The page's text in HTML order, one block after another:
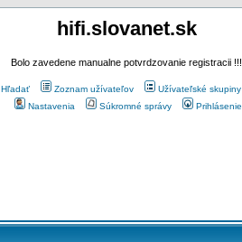
hifi.slovanet.sk
Bolo zavedene manualne potvrdzovanie registracii !!!
Hľadať Zoznam užívateľov Užívateľské skupiny
Nastavenia
Súkromné správy Prihlásenie